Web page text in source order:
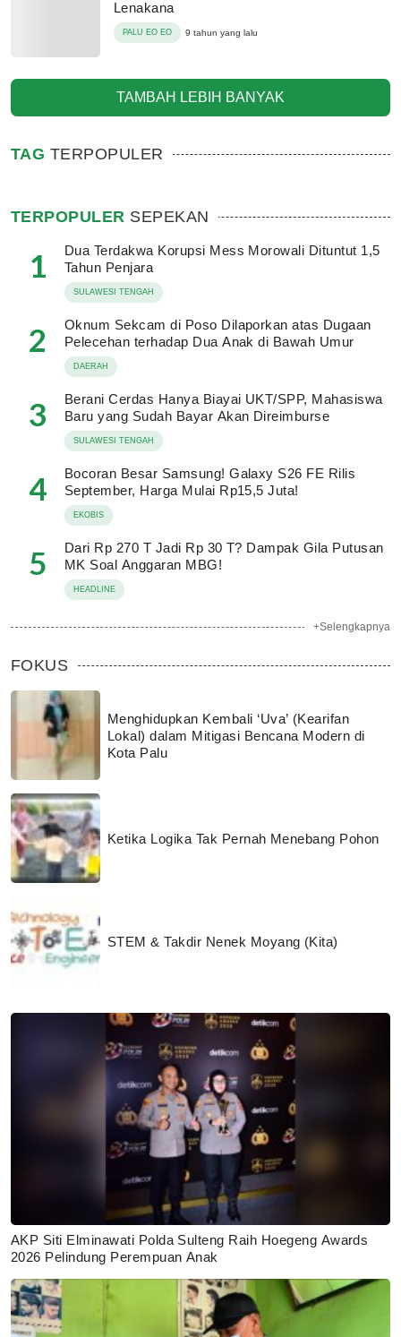
Lenakana
PALU EO EO 9 tahun yang lalu
TAMBAH LEBIH BANYAK
TAG TERPOPULER
TERPOPULER SEPEKAN
1
Dua Terdakwa Korupsi Mess Morowali Dituntut 1,5
Tahun Penjara
SULAWESI TENGAH
2
Oknum Sekcam di Poso Dilaporkan atas Dugaan
Pelecehan terhadap Dua Anak di Bawah Umur
DAERAH
3
Berani Cerdas Hanya Biayai UKT/SPP, Mahasiswa
Baru yang Sudah Bayar Akan Direimburse
SULAWESI TENGAH
4
Bocoran Besar Samsung! Galaxy S26 FE Rilis
September, Harga Mulai Rp15,5 Juta!
EKOBIS
5
Dari Rp 270 T Jadi Rp 30 T? Dampak Gila Putusan
MK Soal Anggaran MBG!
HEADLINE
+Selengkapnya
FOKUS
Menghidupkan Kembali ‘Uva’ (Kearifan
Lokal) dalam Mitigasi Bencana Modern di
Kota Palu
Ketika Logika Tak Pernah Menebang Pohon
STEM & Takdir Nenek Moyang (Kita)
AKP Siti Elminawati Polda Sulteng Raih Hoegeng Awards
2026 Pelindung Perempuan Anak